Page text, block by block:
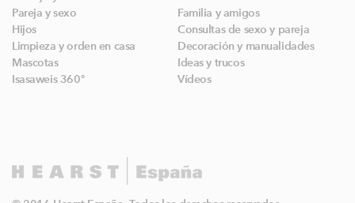
Pareja y sexo
Familia y amigos
Hijos
Consultas de sexo y pareja
Limpieza y orden en casa
Decoración y manualidades
Mascotas
Ideas y trucos
Isasaweis 360º
Vídeos